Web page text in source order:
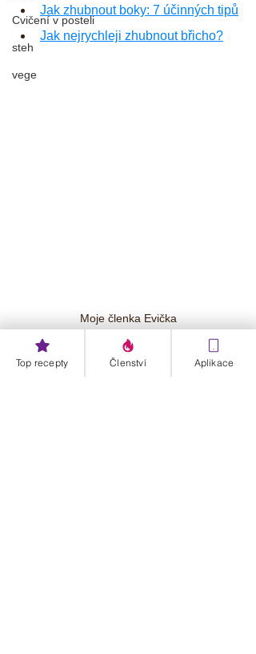
Cvičení v posteli
steh
vege
Jak zhubnout boky: 7 účinných tipů
Jak nejrychleji zhubnout břicho?
Moje členka Evička
Štítky:
Top recepty Členství Aplikace